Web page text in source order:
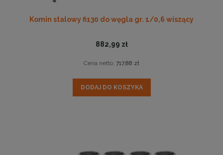
Komin stalowy fi130 do węgla gr. 1/0,6 wiszący
882,99 zł
Cena netto: 717,88 zł
DODAJ DO KOSZYKA